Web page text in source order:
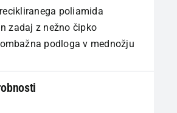
poliamida
zadaj z nežno čipko
podloga v mednožju